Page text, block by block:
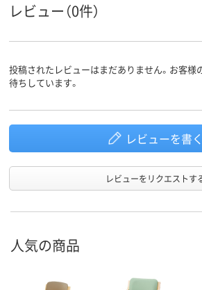
カラーグ
ループ
ベージュ系
レビュー（0件）
投稿されたレビューはまだありません。お客様
待ちしています。
レビューを書く
レビューをリクエストす
人気の商品